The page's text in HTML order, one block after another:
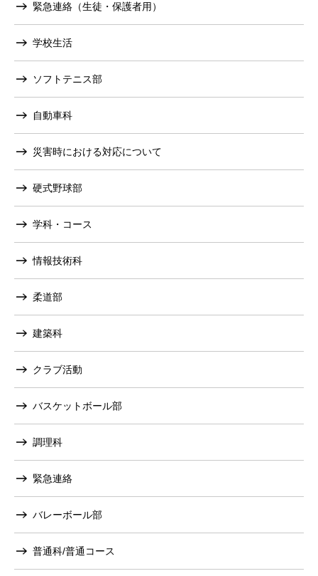
緊急連絡（生徒・保護者用）
学校生活
ソフトテニス部
自動車科
災害時における対応について
硬式野球部
学科・コース
情報技術科
柔道部
建築科
クラブ活動
バスケットボール部
調理科
緊急連絡
バレーボール部
普通科/普通コース